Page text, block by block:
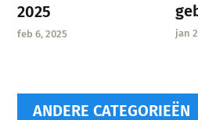
2025
feb 6, 2025 jan
ANDERE CATEGORIEËN